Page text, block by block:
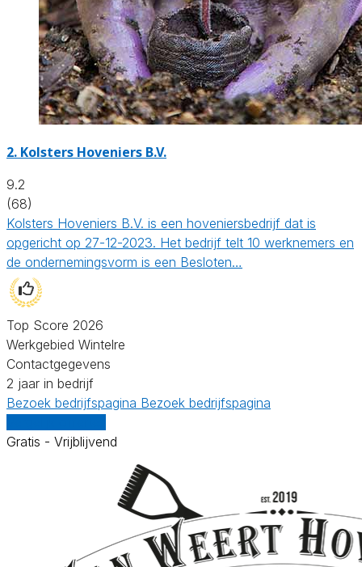
2. Kolsters Hoveniers B.V.
9.2
(68)
Kolsters Hoveniers B.V. is een hoveniersbedrijf dat is
opgericht op 27-12-2023. Het bedrijf telt 10 werknemers en
de ondernemingsvorm is een Besloten…
Top Score 2026
Werkgebied Wintelre
Contactgegevens
2 jaar in bedrijf
Bezoek bedrijfspagina Bezoek bedrijfspagina
Gratis - Vrijblijvend